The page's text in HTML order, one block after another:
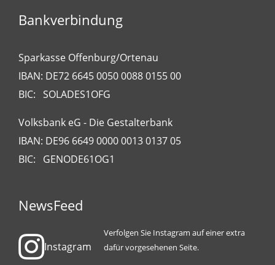
Bankverbindung
Sparkasse Offenburg/Ortenau
IBAN: DE72 6645 0050 0088 0155 00
BIC: SOLADES1OFG
Volksbank eG - Die Gestalterbank
IBAN: DE96 6649 0000 0013 0137 05
BIC: GENODE61OG1
NewsFeed
Instagram
Verfolgen Sie Instagram auf einer extra
dafür vorgesehenen Seite.